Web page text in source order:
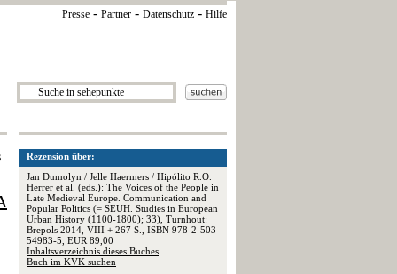
Presse - Partner - Datenschutz - Hilfe
Rezension über:
Jan Dumolyn / Jelle Haermers / Hipólito R.O.
Herrer et al. (eds.): The Voices of the People in
Late Medieval Europe. Communication and
Popular Politics (= SEUH. Studies in European
Urban History (1100-1800); 33), Turnhout:
Brepols 2014, VIII + 267 S., ISBN 978-2-503-
54983-5, EUR 89,00
Inhaltsverzeichnis dieses Buches
Buch im KVK suchen